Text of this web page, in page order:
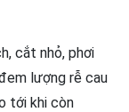
cắt nhỏ, phơi
lượng rễ cau
tới khi còn